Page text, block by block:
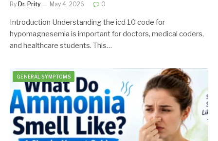
By Dr. Prity May 4, 2026 0
Introduction Understanding the icd 10 code for
hypomagnesemia is important for doctors, medical coders,
and healthcare students. This…
GENERAL SYMPTOMS